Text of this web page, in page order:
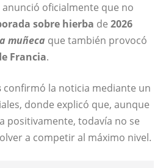
anunció oficialmente que no
sobre hierba de 2026
muñeca que también provocó
Francia.
confirmó la noticia mediante un
donde explicó que, aunque
positivamente, todavía no se
a competir al máximo nivel.